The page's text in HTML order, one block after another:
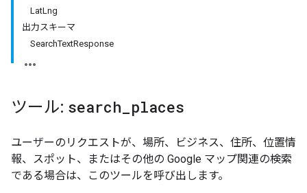
LatLng
出力スキーマ
SearchTextResponse
ツール: search places
ユーザーのリクエストが、場所、ビジネス、住所、位置情
報、スポット、またはその他の Google マップ関連の検索
である場合は、このツールを呼び出します。